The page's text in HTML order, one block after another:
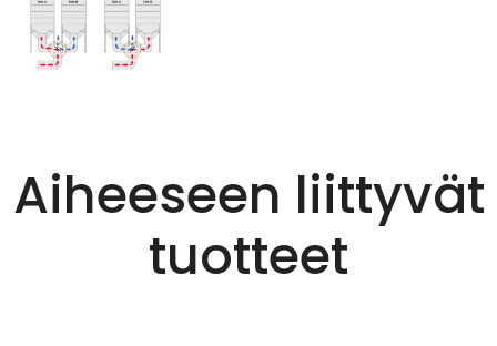
Aiheeseen liittyvät
tuotteet